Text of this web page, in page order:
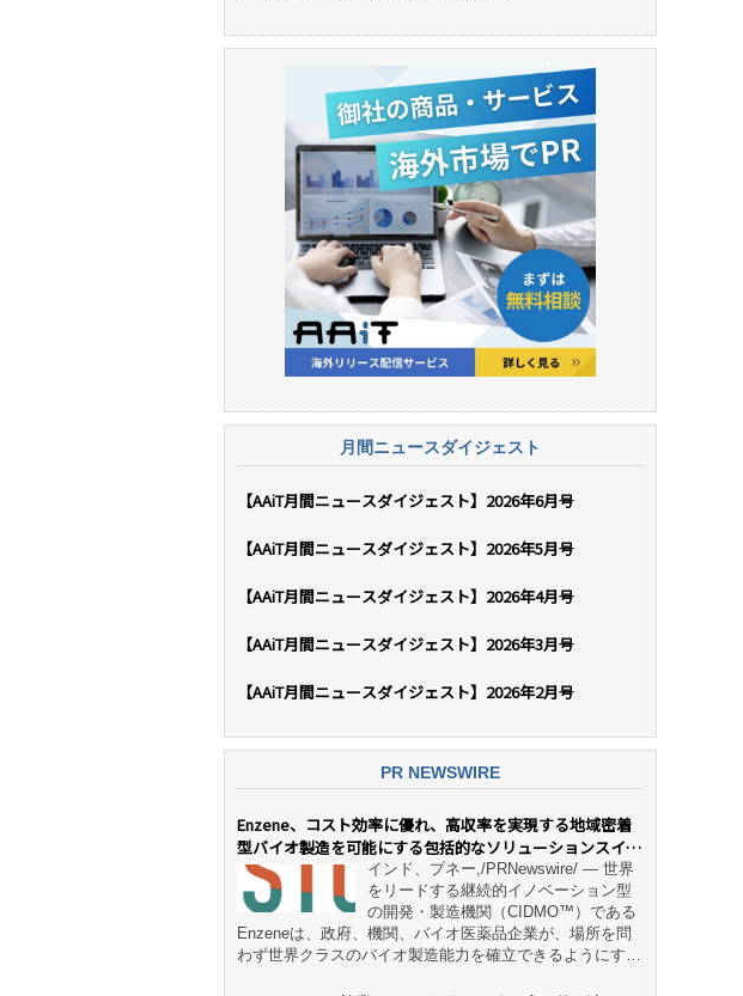
月間ニュースダイジェスト
【AAiT月間ニュースダイジェスト】2026年6月号
【AAiT月間ニュースダイジェスト】2026年5月号
【AAiT月間ニュースダイジェスト】2026年4月号
【AAiT月間ニュースダイジェスト】2026年3月号
【AAiT月間ニュースダイジェスト】2026年2月号
PR NEWSWIRE
Enzene、コスト効率に優れ、高収率を実現する地域密着
型バイオ製造を可能にする包括的なソリューションスイー
ト「NeX™」 をリリースインド、プネー,/PRNewswire/ — 世界
をリードする継続的イノベーション型
の開発・製造機関（CIDMO™）である
Enzeneは、政府、機関、バイオ医薬品企業が、場所を問
わず世界クラスのバイオ製造能力を確立できるようにす